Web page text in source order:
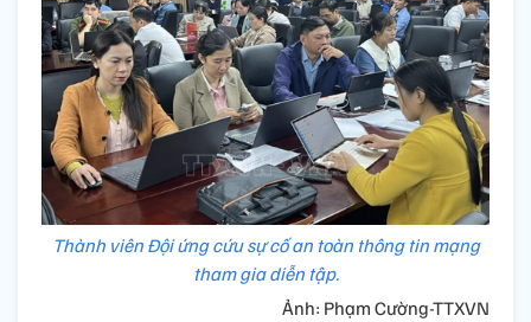
Thành viên Đội ứng cứu sự cố an toàn thông tin mạng
tham gia diễn tập.
Ảnh: Phạm Cường-TTXVN